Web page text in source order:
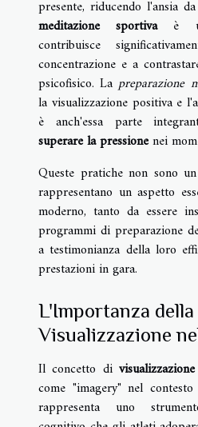
presente, riducendo l'ansia
meditazione sportivaè
contribuisce
concentrazione e a
psicofisico. Lapreparazione
la visualizzazione positiva e
è anch'essa parte
superare la pressionenei
Queste pratiche non sono
rappresentano un aspetto
moderno, tanto da essere
programmi di preparazione
a testimonianza della loro
prestazioni in gara.
L'Importanza della
Visualizzazione
Il concetto di
come "imagery" nel
rappresenta uno